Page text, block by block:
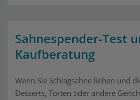
Sahnespender-Test
Kaufberatung
Wenn Sie Schlagsahne lieben und
Desserts, Torten oder andere